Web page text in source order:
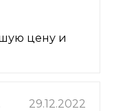
цену и
29.12.2022